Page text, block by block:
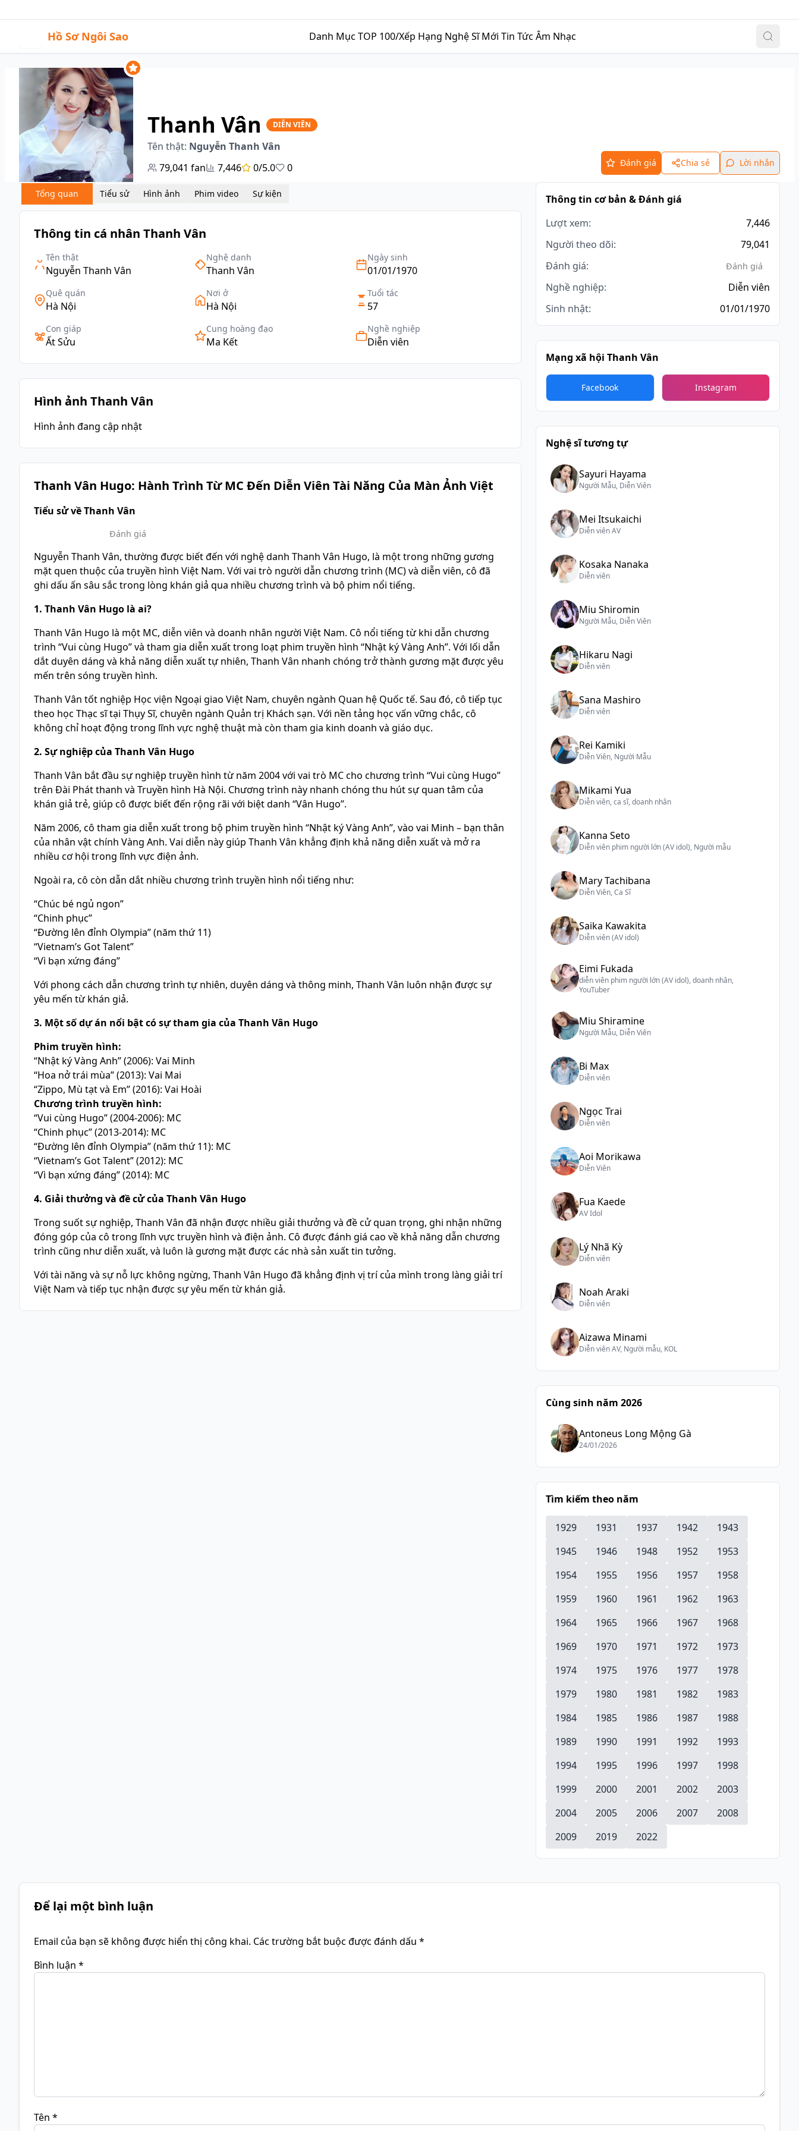
Hồ Sơ Ngôi Sao Danh Mục TOP 100/Xếp Hạng Nghệ Sĩ Mới Tin Tức Âm Nhạc
Thanh Vân DIỄN VIÊN
Tên thật: Nguyễn Thanh Vân
79,041 fan 7,446 0/5.0 0 Đánh giá Chia sẻ Lời nhắn
Tổng quan Tiểu sử Hình ảnh Phim video Sự kiện
Thông tin cá nhân Thanh Vân
Tên thật
Nguyễn Thanh Vân
Nghệ danh
Thanh Vân
Ngày sinh
01/01/1970
Quê quán
Hà Nội
Nơi ở
Hà Nội
Tuổi tác
57
Con giáp
Ất Sửu
Cung hoàng đạo
Ma Kết
Nghề nghiệp
Diễn viên
Hình ảnh Thanh Vân
Hình ảnh đang cập nhật
Thanh Vân Hugo: Hành Trình Từ MC Đến Diễn Viên Tài Năng Của Màn Ảnh Việt
Tiểu sử về Thanh Vân
Đánh giá
Nguyễn Thanh Vân, thường được biết đến với nghệ danh Thanh Vân Hugo, là một trong những gương
mặt quen thuộc của truyền hình Việt Nam. Với vai trò người dẫn chương trình (MC) và diễn viên, cô đã
ghi dấu ấn sâu sắc trong lòng khán giả qua nhiều chương trình và bộ phim nổi tiếng.
1. Thanh Vân Hugo là ai?
Thanh Vân Hugo là một MC, diễn viên và doanh nhân người Việt Nam. Cô nổi tiếng từ khi dẫn chương
trình “Vui cùng Hugo” và tham gia diễn xuất trong loạt phim truyền hình “Nhật ký Vàng Anh”. Với lối dẫn
dắt duyên dáng và khả năng diễn xuất tự nhiên, Thanh Vân nhanh chóng trở thành gương mặt được yêu
mến trên sóng truyền hình.
Thanh Vân tốt nghiệp Học viện Ngoại giao Việt Nam, chuyên ngành Quan hệ Quốc tế. Sau đó, cô tiếp tục
theo học Thạc sĩ tại Thụy Sĩ, chuyên ngành Quản trị Khách sạn. Với nền tảng học vấn vững chắc, cô
không chỉ hoạt động trong lĩnh vực nghệ thuật mà còn tham gia kinh doanh và giáo dục.
2. Sự nghiệp của Thanh Vân Hugo
Thanh Vân bắt đầu sự nghiệp truyền hình từ năm 2004 với vai trò MC cho chương trình “Vui cùng Hugo”
trên Đài Phát thanh và Truyền hình Hà Nội. Chương trình này nhanh chóng thu hút sự quan tâm của
khán giả trẻ, giúp cô được biết đến rộng rãi với biệt danh “Vân Hugo”.
Năm 2006, cô tham gia diễn xuất trong bộ phim truyền hình “Nhật ký Vàng Anh”, vào vai Minh – bạn thân
của nhân vật chính Vàng Anh. Vai diễn này giúp Thanh Vân khẳng định khả năng diễn xuất và mở ra
nhiều cơ hội trong lĩnh vực điện ảnh.
Ngoài ra, cô còn dẫn dắt nhiều chương trình truyền hình nổi tiếng như:
“Chúc bé ngủ ngon”
“Chinh phục”
“Đường lên đỉnh Olympia” (năm thứ 11)
“Vietnam’s Got Talent”
“Vì bạn xứng đáng”
Với phong cách dẫn chương trình tự nhiên, duyên dáng và thông minh, Thanh Vân luôn nhận được sự
yêu mến từ khán giả.
3. Một số dự án nổi bật có sự tham gia của Thanh Vân Hugo
Phim truyền hình:
“Nhật ký Vàng Anh” (2006): Vai Minh
“Hoa nở trái mùa” (2013): Vai Mai
“Zippo, Mù tạt và Em” (2016): Vai Hoài
Chương trình truyền hình:
“Vui cùng Hugo” (2004-2006): MC
“Chinh phục” (2013-2014): MC
“Đường lên đỉnh Olympia” (năm thứ 11): MC
“Vietnam’s Got Talent” (2012): MC
“Vì bạn xứng đáng” (2014): MC
4. Giải thưởng và đề cử của Thanh Vân Hugo
Trong suốt sự nghiệp, Thanh Vân đã nhận được nhiều giải thưởng và đề cử quan trọng, ghi nhận những
đóng góp của cô trong lĩnh vực truyền hình và điện ảnh. Cô được đánh giá cao về khả năng dẫn chương
trình cũng như diễn xuất, và luôn là gương mặt được các nhà sản xuất tin tưởng.
Với tài năng và sự nỗ lực không ngừng, Thanh Vân Hugo đã khẳng định vị trí của mình trong làng giải trí
Việt Nam và tiếp tục nhận được sự yêu mến từ khán giả.
Thông tin cơ bản & Đánh giá
Lượt xem:
7,446
Người theo dõi:
79,041
Đánh giá:
Đánh giá
Nghề nghiệp:
Diễn viên
Sinh nhật:
01/01/1970
Mạng xã hội Thanh Vân
Facebook Instagram
Nghệ sĩ tương tự
Sayuri Hayama
Người Mẫu, Diễn Viên
Mei Itsukaichi
Diễn viên AV
Kosaka Nanaka
Diễn viên
Miu Shiromin
Người Mẫu, Diễn Viên
Hikaru Nagi
Diễn viên
Sana Mashiro
Diễn viên
Rei Kamiki
Diễn Viên, Người Mẫu
Mikami Yua
Diễn viên, ca sĩ, doanh nhân
Kanna Seto
Diễn viên phim người lớn (AV idol), Người mẫu
Mary Tachibana
Diễn Viên, Ca Sĩ
Saika Kawakita
Diễn viên (AV idol)
Eimi Fukada
diễn viên phim người lớn (AV idol), doanh nhân,
YouTuber
Miu Shiramine
Người Mẫu, Diễn Viên
Bi Max
Diễn viên
Ngọc Trai
Diễn viên
Aoi Morikawa
Diễn Viên
Fua Kaede
AV Idol
Lý Nhã Kỳ
Diễn viên
Noah Araki
Diễn viên
Aizawa Minami
Diễn viên AV, Người mẫu, KOL
Cùng sinh năm 2026
Antoneus Long Mộng Gà
24/01/2026
Tìm kiếm theo năm
1929 1931 1937 1942
1943
1945
1946 1948 1952
1953
1954
1955 1956 1957
1958
1959
1960 1961 1962
1963
1964
1965 1966 1967
1968
1969
1970 1971 1972
1973
1974
1975 1976 1977
1978
1979
1980 1981 1982
1983
1984
1985 1986 1987
1988
1989
1990 1991 1992
1993
1994
1995 1996 1997
1998
1999
2000 2001 2002
2003
2004
2005 2006 2007
2008
2009
2019 2022
Để lại một bình luận
Email của bạn sẽ không được hiển thị công khai. Các trường bắt buộc được đánh dấu *
Bình luận *
Tên *